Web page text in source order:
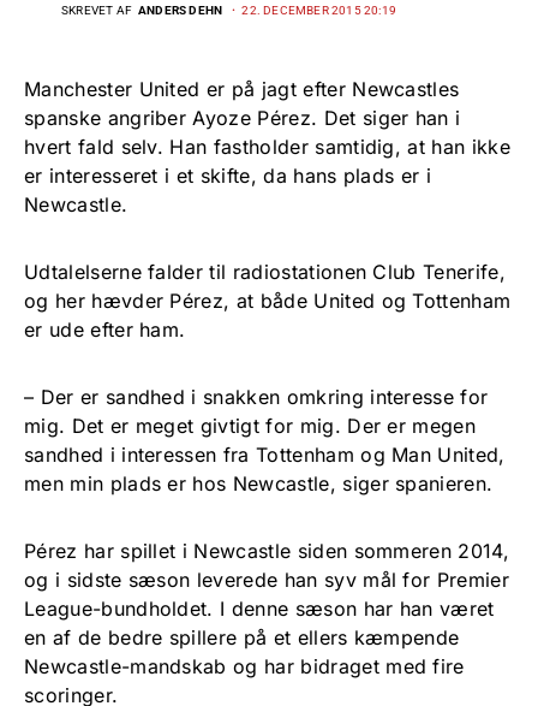
SKREVET AF ANDERS DEHN 22. DECEMBER 2015 20:19
Manchester United er på jagt efter Newcastles
spanske angriber Ayoze Pérez. Det siger han i
hvert fald selv. Han fastholder samtidig, at han ikke
er interesseret i et skifte, da hans plads er i
Newcastle.
Udtalelserne falder til radiostationen Club Tenerife,
og her hævder Pérez, at både United og Tottenham
er ude efter ham.
– Der er sandhed i snakken omkring interesse for
mig. Det er meget givtigt for mig. Der er megen
sandhed i interessen fra Tottenham og Man United,
men min plads er hos Newcastle, siger spanieren.
Pérez har spillet i Newcastle siden sommeren 2014,
og i sidste sæson leverede han syv mål for Premier
League-bundholdet. I denne sæson har han været
en af de bedre spillere på et ellers kæmpende
Newcastle-mandskab og har bidraget med fire
scoringer.